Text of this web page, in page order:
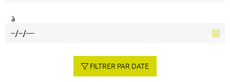
à
FILTRER PAR DATE